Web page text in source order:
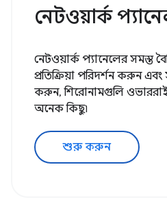
নেটওয়ার্ক
নেটওয়ার্ক প্যানেলের সমস্ত
প্রতিক্রিয়া পরিদর্শন করুন
করুন, শিরোনামগুলি
অনেক কিছু৷
শুরু করুন